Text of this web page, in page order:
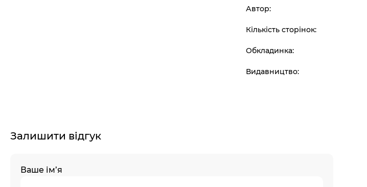
Автор:
Кількість сторінок:
Обкладинка:
Видавництво:
Залишити відгук
Ваше ім’я